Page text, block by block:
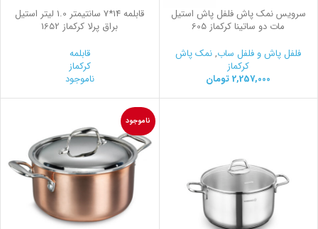
سرویس نمک پاش فلفل پاش استیل
مات دو ساتینا کرکماز 605
فلفل پاش و فلفل ساب,نمک پاش
کرکماز
2,257,000 تومان
قابلمه 14*7 سانتیمتر 1.0 لیتر استیل
براق پرلا کرکماز 1652
قابلمه
کرکماز
ناموجود
ناموجود